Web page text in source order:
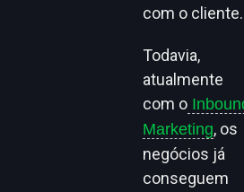
com o cliente.
Todavia,
atualmente
com o
Marketing, os
negócios já
conseguem